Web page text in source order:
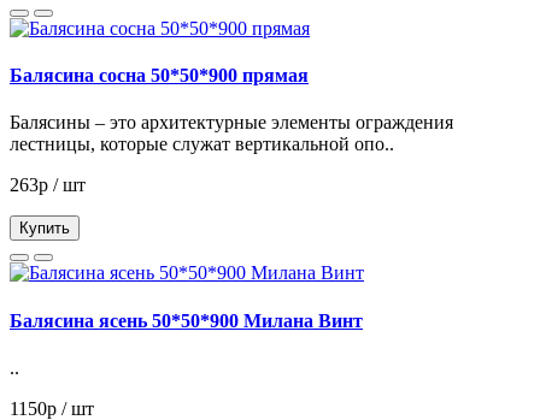
Балясина сосна 50*50*900 прямая
Балясины – это архитектурные элементы ограждения
лестницы, которые служат вертикальной опо..
263р / шт
Купить
Балясина ясень 50*50*900 Милана Винт
..
1150р / шт